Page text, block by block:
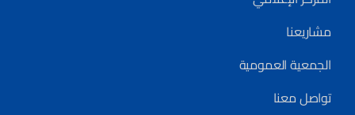
مشاريعنا
الجمعية العمومية
تواصل معنا